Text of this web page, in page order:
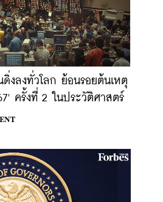
งลงทั่วโลก ย้อนรอยต้นเหตุ
ครั้งที่ 2 ในประวัติศาสตร์